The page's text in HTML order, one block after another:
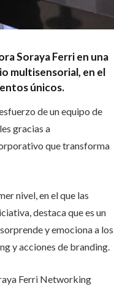
Soraya Ferri en una
multisensorial, en el
únicos.
de un equipo de
gracias a
que transforma
nivel, en el que las
destaca que es un
y emociona a los
y acciones de branding.
Ferri Networking